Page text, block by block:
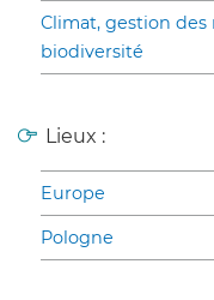
Climat, gestion des
biodiversité
Lieux :
Europe
Pologne